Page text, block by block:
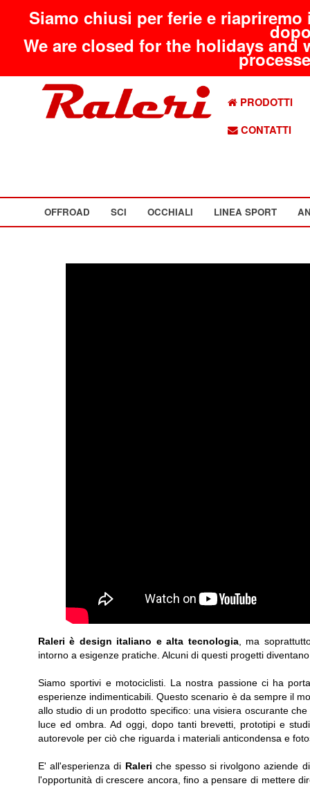
Siamo chiusi per ferie e
We are closed for the holidays
PRODOTTI
CONTATTI
OFFROAD SCI OCCHIALI LINEA SPORT
Raleri è design italiano e alta tecnologia, ma
intorno a esigenze pratiche. Alcuni di questi progetti
Siamo sportivi e motociclisti. La nostra passione ci ha
esperienze indimenticabili. Questo scenario è da sempre il
allo studio di un prodotto specifico: una visiera oscurante
luce ed ombra. Ad oggi, dopo tanti brevetti, prototipi e
autorevole per ciò che riguarda i materiali anticondensa e
E' all'esperienza di Raleri che spesso si rivolgono aziende
l'opportunità di crescere ancora, fino a pensare di mettere